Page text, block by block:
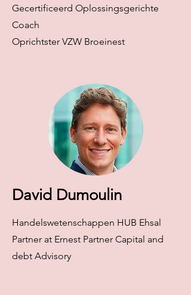
Gecertificeerd Oplossingsgerichte
Coach
Oprichtster VZW Broeinest
David Dumoulin
Handelswetenschappen HUB Ehsal
Partner at Ernest Partner Capital and
debt Advisory